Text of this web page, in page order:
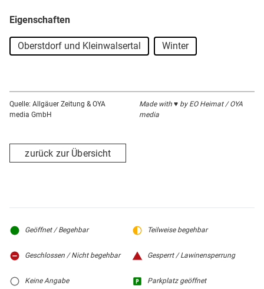
Eigenschaften
Oberstdorf und Kleinwalsertal Winter
Quelle: Allgäuer Zeitung & OYA
media GmbH
Made with ♥ by EO Heimat / OYA
media
zurück zur Übersicht
Geöffnet / Begehbar Teilweise begehbar
Geschlossen / Nicht begehbar Gesperrt / Lawinensperrung
Keine Angabe Parkplatz geöffnet